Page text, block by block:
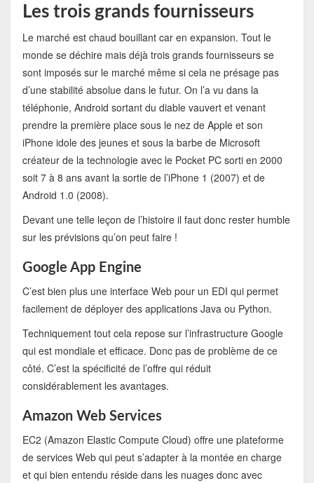
Les trois grands fournisseurs
Le marché est chaud bouillant car en expansion. Tout le
monde se déchire mais déjà trois grands fournisseurs se
sont imposés sur le marché même si cela ne présage pas
d’une stabilité absolue dans le futur. On l’a vu dans la
téléphonie, Android sortant du diable vauvert et venant
prendre la première place sous le nez de Apple et son
iPhone idole des jeunes et sous la barbe de Microsoft
créateur de la technologie avec le Pocket PC sorti en 2000
soit 7 à 8 ans avant la sortie de l’iPhone 1 (2007) et de
Android 1.0 (2008).
Devant une telle leçon de l’histoire il faut donc rester humble
sur les prévisions qu’on peut faire !
Google App Engine
C’est bien plus une interface Web pour un EDI qui permet
facilement de déployer des applications Java ou Python.
Techniquement tout cela repose sur l’infrastructure Google
qui est mondiale et efficace. Donc pas de problème de ce
côté. C’est la spécificité de l’offre qui réduit
considérablement les avantages.
Amazon Web Services
EC2 (Amazon Elastic Compute Cloud) offre une plateforme
de services Web qui peut s’adapter à la montée en charge
et qui bien entendu réside dans les nuages donc avec